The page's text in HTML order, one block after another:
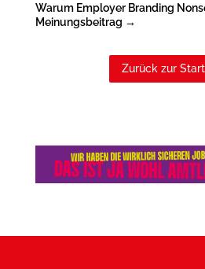
Warum Employer Branding
Meinungsbeitrag →
Zurück zur